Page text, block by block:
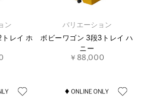
ン
レイ ホ
バリエーション
ボビーワゴン 3段3トレイ ハ
ニー
￥88,000